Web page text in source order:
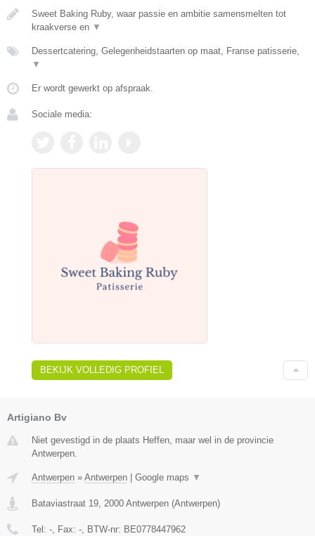
Sweet Baking Ruby, waar passie en ambitie samensmelten tot
kraakverse en ▼
Dessertcatering, Gelegenheidstaarten op maat, Franse patisserie,
▼
Er wordt gewerkt op afspraak.
Sociale media:
BEKIJK VOLLEDIG PROFIEL
Artigiano Bv
Niet gevestigd in de plaats Heffen, maar wel in de provincie
Antwerpen.
Antwerpen » Antwerpen Google maps ▼
Bataviastraat 19, 2000 Antwerpen (Antwerpen)
Tel: -, Fax: -, BTW-nr: BE0778447962